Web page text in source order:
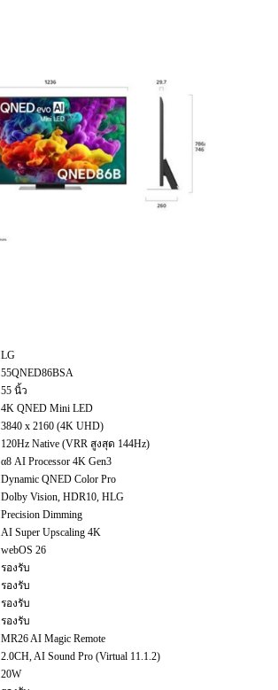
LG
55QNED86BSA
55 นิ้ว
4K QNED Mini LED
3840 x 2160 (4K UHD)
120Hz Native (VRR สูงสุด 144Hz)
α8 AI Processor 4K Gen3
Dynamic QNED Color Pro
Dolby Vision, HDR10, HLG
Precision Dimming
AI Super Upscaling 4K
webOS 26
รองรับ
รองรับ
รองรับ
รองรับ
MR26 AI Magic Remote
2.0CH, AI Sound Pro (Virtual 11.1.2)
20W